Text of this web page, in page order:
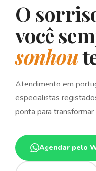
O
você
sonhou
Atendimento em
especialistas
ponta para
Agendar pelo